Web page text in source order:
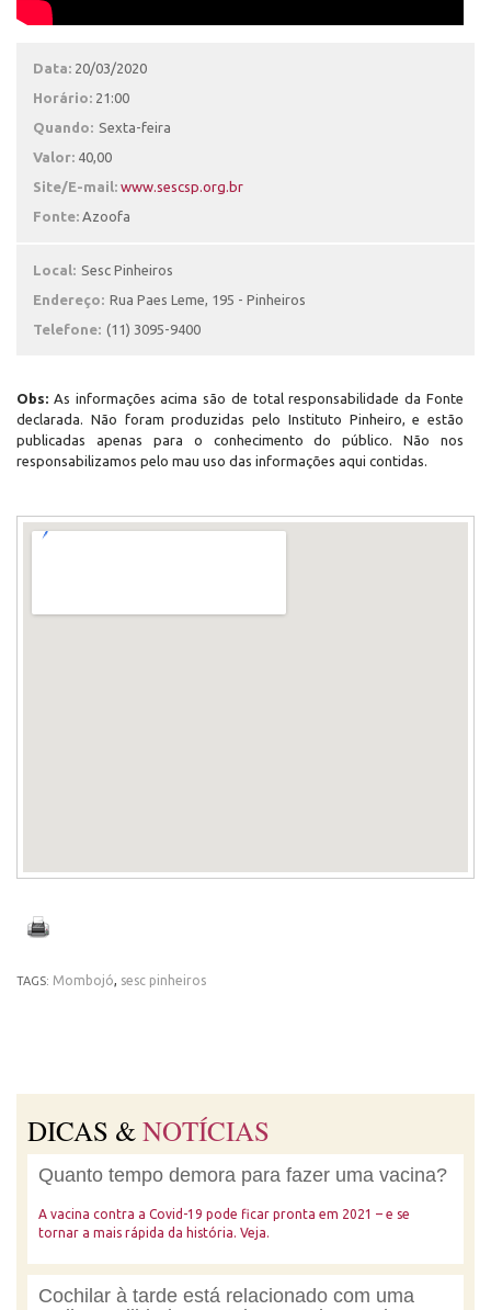
Data: 20/03/2020
Horário: 21:00
Quando: Sexta-feira
Valor: 40,00
Site/E-mail: www.sescsp.org.br
Fonte: Azoofa
Local: Sesc Pinheiros
Endereço: Rua Paes Leme, 195 - Pinheiros
Telefone: (11) 3095-9400
Obs: As informações acima são de total responsabilidade da Fonte
declarada. Não foram produzidas pelo Instituto Pinheiro, e estão
publicadas apenas para o conhecimento do público. Não nos
responsabilizamos pelo mau uso das informações aqui contidas.
TAGS: Mombojó, sesc pinheiros
DICAS &NOTÍCIAS
Quanto tempo demora para fazer uma vacina?
A vacina contra a Covid-19 pode ficar pronta em 2021 – e se
tornar a mais rápida da história. Veja.
Cochilar à tarde está relacionado com uma